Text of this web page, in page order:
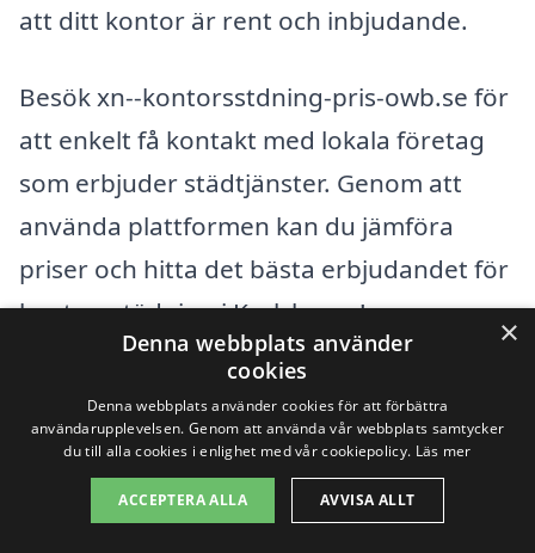
att ditt kontor är rent och inbjudande.
Besök xn--kontorsstdning-pris-owb.se för
att enkelt få kontakt med lokala företag
som erbjuder städtjänster. Genom att
använda plattformen kan du jämföra
priser och hitta det bästa erbjudandet för
kontorsstädning i Karlshamn!
Få 3 erbjudanden, gratis och utan
förpliktelser
×
Denna webbplats använder
cookies
Denna webbplats använder cookies för att förbättra
användarupplevelsen. Genom att använda vår webbplats samtycker
du till alla cookies i enlighet med vår cookiepolicy. Läs mer
ACCEPTERA ALLA AVVISA ALLT